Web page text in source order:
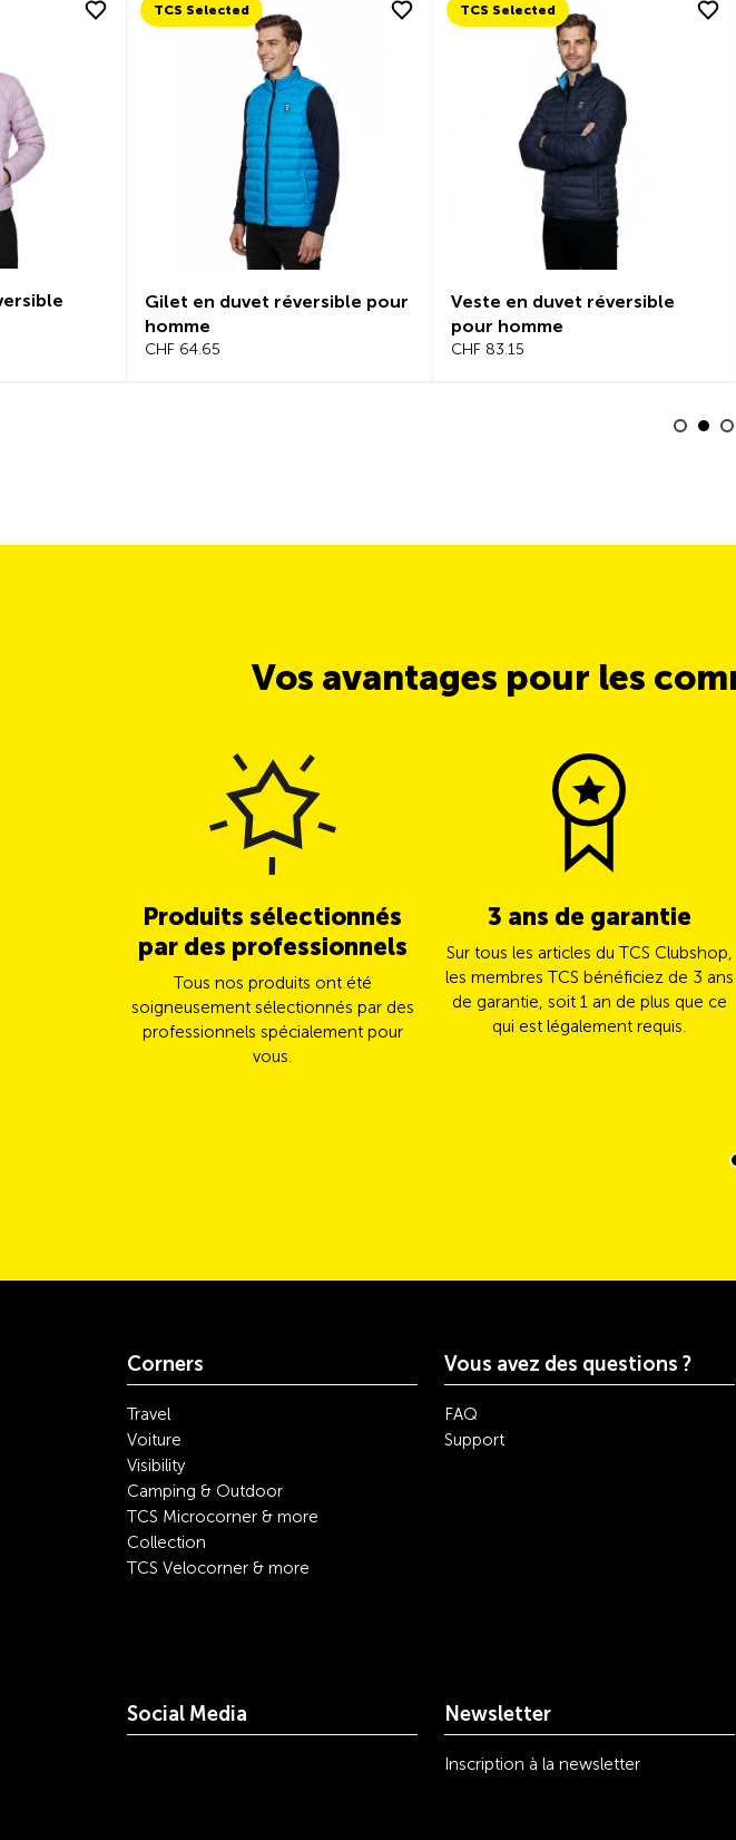
TCS Selected
Gilet en duvet réversible pour
homme
CHF 64.65
TCS Selected
Veste en duvet réversible
pour homme
CHF 83.15
Vos avantages pour les
Produits sélectionnés
par des professionnels
Tous nos produits ont été
soigneusement sélectionnés par des
professionnels spécialement pour
vous.
3 ans de garantie
Sur tous les articles du TCS Clubshop,
les membres TCS bénéficiez de 3 ans
de garantie, soit 1 an de plus que ce
qui est légalement requis.
Corners
Travel
Voiture
Visibility
Camping & Outdoor
TCS Microcorner & more
Collection
TCS Velocorner & more
Vous avez des questions ?
FAQ
Support
Social Media Newsletter
Inscription à la newsletter